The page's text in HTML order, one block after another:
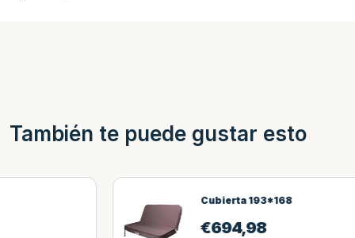
También te puede gustar esto
694,98